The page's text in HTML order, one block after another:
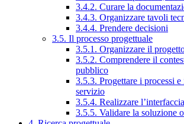
3.4.2. Curare la
3.4.3. Organizzare tavoli
3.4.4. Prendere decisioni
3.5. Il processo progettuale
3.5.1. Organizzare il
3.5.2. Comprendere il
pubblico
3.5.3. Progettare i processi e
servizio
3.5.4. Realizzare
3.5.5. Validare la soluzione